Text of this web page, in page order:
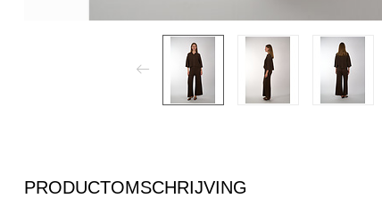
PRODUCTOMSCHRIJVING